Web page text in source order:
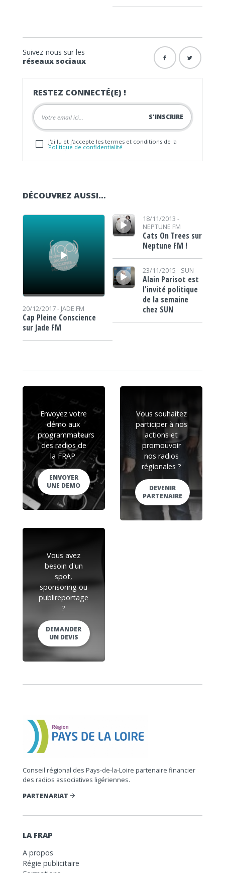
Suivez-nous sur les
réseaux sociaux
RESTEZ CONNECTÉ(E) !
J'ai lu et j'accepte les termes et conditions de la
Politique de confidentialité
DÉCOUVREZ AUSSI…
Lecteur audio
20/12/2017 - JADE FM
Cap Pleine Conscience
sur Jade FM
Lecteur audio18/11/2013 -
NEPTUNE FM
Cats On Trees sur
Neptune FM !
Lecteur audio
23/11/2015 - SUN
Alain Parisot est
l'invité politique
de la semaine
chez SUN
Envoyez votre
démo aux
programmateurs
des radios de
la FRAP.
ENVOYER
UNE DEMO
Vous souhaitez
participer à nos
actions et
promouvoir
nos radios
régionales ?
DEVENIR
PARTENAIRE
Vous avez
besoin d'un
spot,
sponsoring ou
publireportage
?
DEMANDER
UN DEVIS
Conseil régional des Pays-de-la-Loire partenaire financier
des radios associatives ligériennes.
PARTENARIAT
LA FRAP
A propos
Régie publicitaire